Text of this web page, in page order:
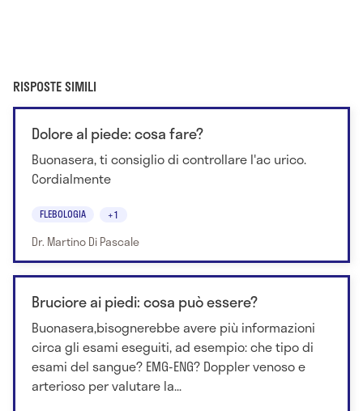
RISPOSTE SIMILI
Dolore al piede: cosa fare?
Buonasera, ti consiglio di controllare l'ac urico.
Cordialmente
FLEBOLOGIA +1
Dr. Martino Di Pascale
Bruciore ai piedi: cosa può essere?
Buonasera,bisognerebbe avere più informazioni
circa gli esami eseguiti, ad esempio: che tipo di
esami del sangue? EMG-ENG? Doppler venoso e
arterioso per valutare la...